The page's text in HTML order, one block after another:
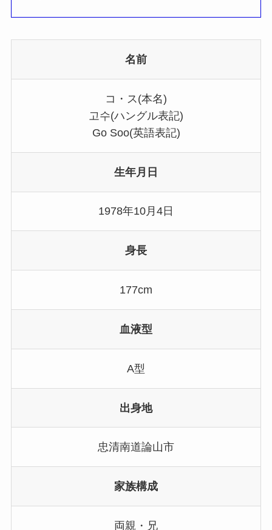
名前
コ・ス(本名)
고수(ハングル表記)
Go Soo(英語表記)
生年月日
1978年10月4日
身長
177cm
血液型
A型
出身地
忠清南道論山市
家族構成
両親・兄